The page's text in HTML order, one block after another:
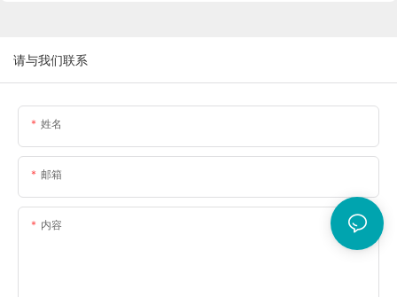
请与我们联系
姓名
邮箱
内容